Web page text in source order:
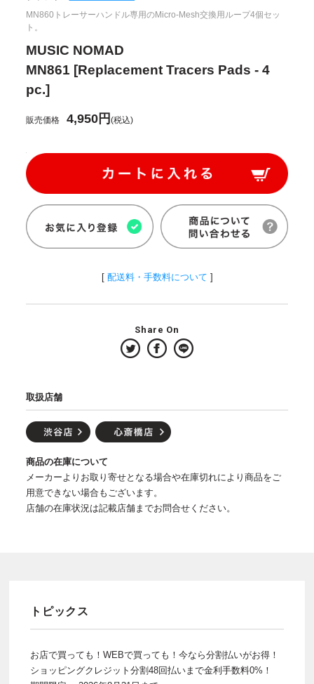
MN860トレーサーハンドル専用のMicro-Mesh交換用ループ4個セッ
ト。
MUSIC NOMAD
MN861 [Replacement Tracers Pads - 4
pc.]
販売価格 4,950円(税込)
[ 配送料・手数料について ]
Share On
取扱店舗
商品の在庫について
メーカーよりお取り寄せとなる場合や在庫切れにより商品をご
用意できない場合もございます。
店舗の在庫状況は記載店舗までお問合せください。
トピックス
お店で買っても！WEBで買っても！今なら分割払いがお得！
ショッピングクレジット分割48回払いまで金利手数料0%！